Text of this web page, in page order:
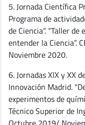
5. Jornada Científica
Programa de
de Ciencia”. “Taller
entender la Ciencia”.
Noviembre 2020.
6. Jornadas XIX y XX
Innovación Madrid.
experimentos de
Técnico Superior de